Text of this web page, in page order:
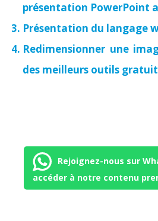
présentation PowerPoint
Présentation du langage
Redimensionner une
des meilleurs outils
Rejoignez-nous sur
accéder à notre contenu